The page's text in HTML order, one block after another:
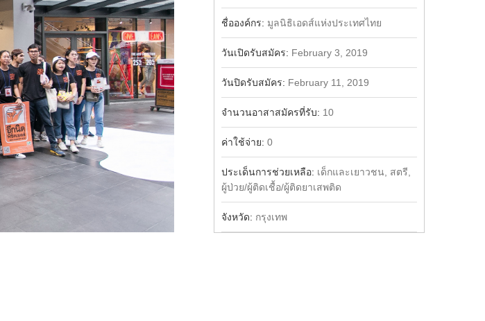
Facebook
ชื่อองค์กร: มูลนิธิเอดส์แห่งประเทศไทย
วันเปิดรับสมัคร: February 3, 2019
วันปิดรับสมัคร: February 11, 2019
จำนวนอาสาสมัครที่รับ: 10
ค่าใช้จ่าย: 0
ประเด็นการช่วยเหลือ: เด็กและเยาวชน, สตรี,
ผู้ป่วย/ผู้ติดเชื้อ/ผู้ติดยาเสพติด
จังหวัด: กรุงเทพ